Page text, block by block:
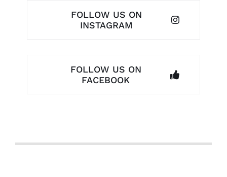
FOLLOW US ON
INSTAGRAM
FOLLOW US ON
FACEBOOK